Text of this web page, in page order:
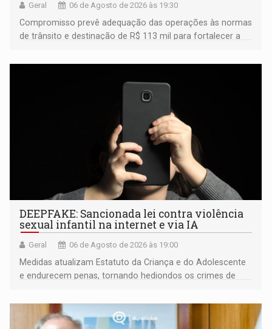
Geral 06 de Agosto de 2026 às 19:30
Compromisso prevê adequação das operações às normas
de trânsito e destinação de R$ 113 mil para fortalecer a
DEEPFAKE: Sancionada lei contra violência
sexual infantil na internet e via IA
Geral 06 de Agosto de 2026 às 19:00
Medidas atualizam Estatuto da Criança e do Adolescente
e endurecem penas, tornando hediondos os crimes de